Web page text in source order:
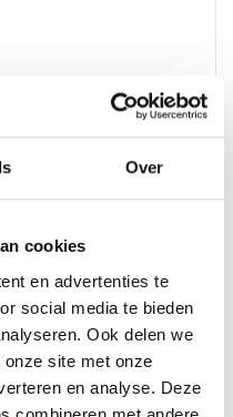
Over
cookies
en advertenties te
social media te bieden
Ook delen we
site met onze
en analyse. Deze